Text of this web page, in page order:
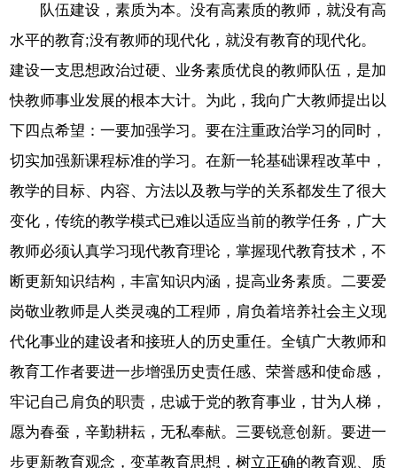
队伍建设，素质为本。没有高素质的教师，就没有高
水平的教育;没有教师的现代化，就没有教育的现代化。
建设一支思想政治过硬、业务素质优良的教师队伍，是加
快教师事业发展的根本大计。为此，我向广大教师提出以
下四点希望：一要加强学习。要在注重政治学习的同时，
切实加强新课程标准的学习。在新一轮基础课程改革中，
教学的目标、内容、方法以及教与学的关系都发生了很大
变化，传统的教学模式已难以适应当前的教学任务，广大
教师必须认真学习现代教育理论，掌握现代教育技术，不
断更新知识结构，丰富知识内涵，提高业务素质。二要爱
岗敬业教师是人类灵魂的工程师，肩负着培养社会主义现
代化事业的建设者和接班人的历史重任。全镇广大教师和
教育工作者要进一步增强历史责任感、荣誉感和使命感，
牢记自己肩负的职责，忠诚于党的教育事业，甘为人梯，
愿为春蚕，辛勤耕耘，无私奉献。三要锐意创新。要进一
步更新教育观念，变革教育思想，树立正确的教育观、质